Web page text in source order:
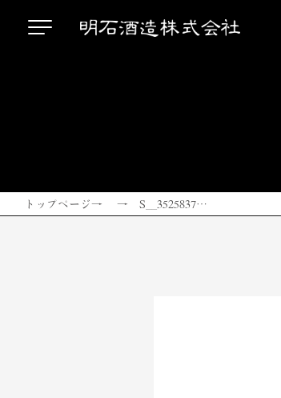
トップページ→ → S__3525837…